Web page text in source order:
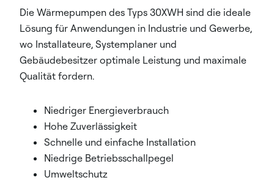
Die Wärmepumpen des Typs 30XWH sind die ideale
Lösung für Anwendungen in Industrie und Gewerbe,
wo Installateure, Systemplaner und
Gebäudebesitzer optimale Leistung und maximale
Qualität fordern.
Niedriger Energieverbrauch
Hohe Zuverlässigkeit
Schnelle und einfache Installation
Niedrige Betriebsschallpegel
Umweltschutz